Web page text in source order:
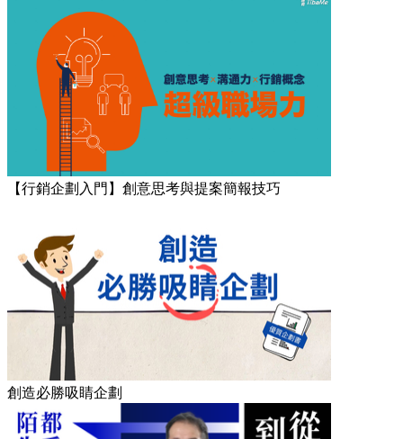
【行銷企劃入門】創意思考與提案簡報技巧
創造必勝吸睛企劃